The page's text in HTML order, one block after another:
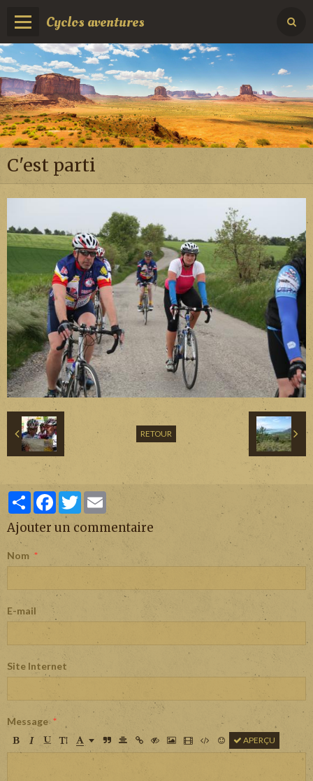
Cyclos aventures
C'est parti
RETOUR
PartagerFacebook
Twitter Email
Ajouter un commentaire
Nom
E-mail
Site Internet
Message
APERÇU